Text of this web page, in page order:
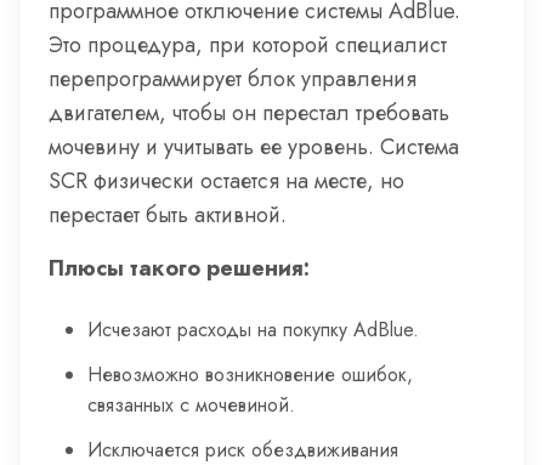
программное отключение системы AdBlue.
Это процедура, при которой специалист
перепрограммирует блок управления
двигателем, чтобы он перестал требовать
мочевину и учитывать ее уровень. Система
SCR физически остается на месте, но
перестает быть активной.
Плюсы такого решения:
Исчезают расходы на покупку AdBlue.
Невозможно возникновение ошибок,
связанных с мочевиной.
Исключается риск обездвиживания